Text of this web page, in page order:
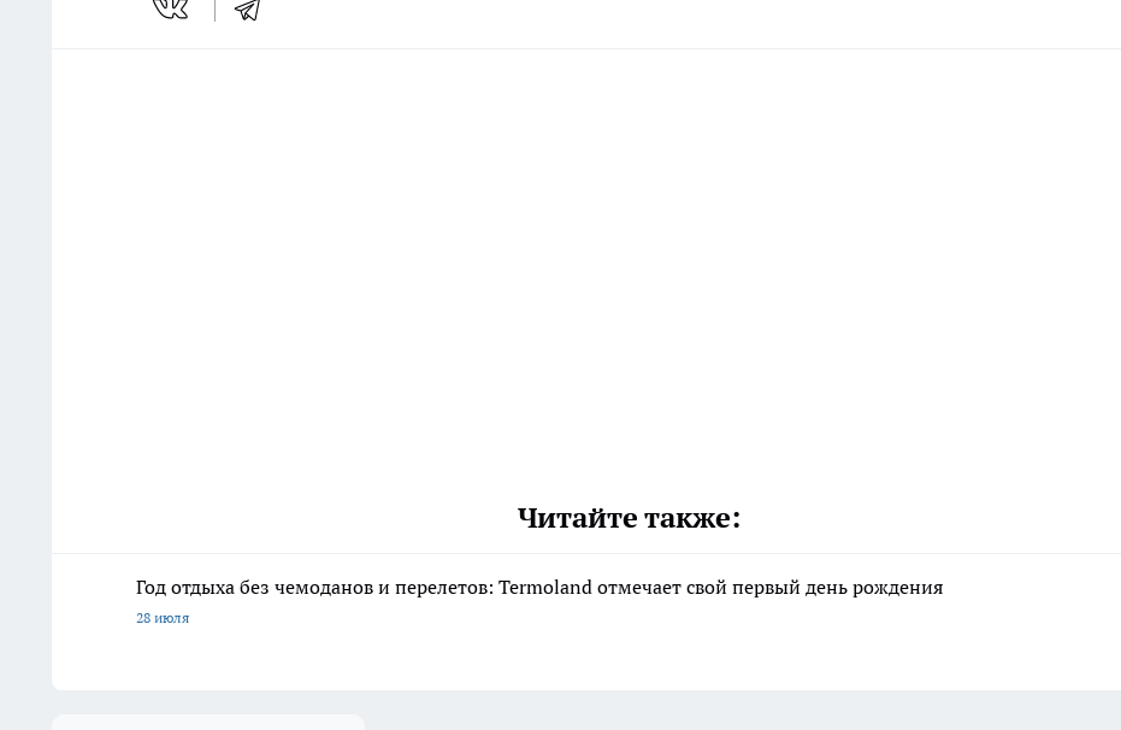
Читайте также:
Год отдыха без чемоданов и перелетов: Termoland отмечает свой первый день рождения
28 июля